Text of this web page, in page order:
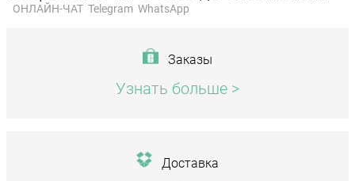
ОНЛАЙН-ЧАТ Telegram WhatsApp
Заказы
Узнать больше >
Доставка